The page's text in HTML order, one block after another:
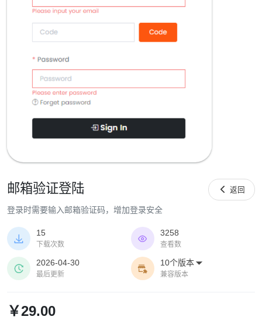
邮箱验证登陆
登录时需要输入邮箱验证码，增加登录安全
 返回

15
下载次数

3258
查看数

2026-04-30
最后更新

10个版本 
兼容版本
￥29.00